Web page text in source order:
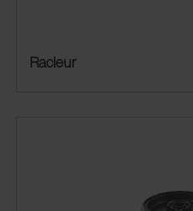
Racleur